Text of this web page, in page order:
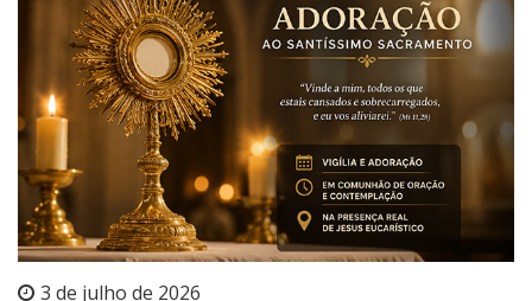
3 de julho de 2026